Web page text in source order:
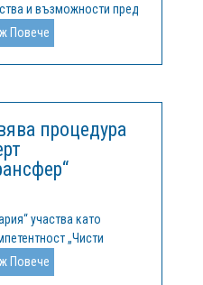
и възможности пред
развитие. В
стоят
Повече
процедура
участва като
„Чисти
среда – води,
икономика“,
Повече